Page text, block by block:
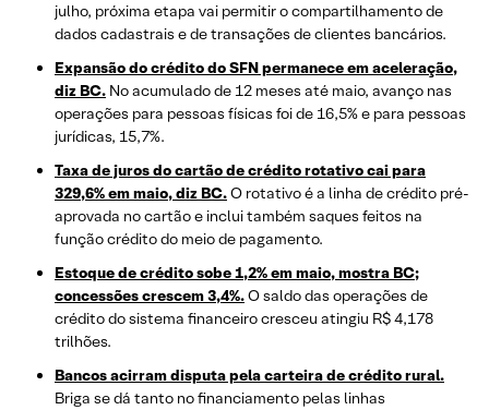
julho, próxima etapa vai permitir o compartilhamento de
dados cadastrais e de transações de clientes bancários.
Expansão do crédito do SFN permanece em aceleração,
diz BC. No acumulado de 12 meses até maio, avanço nas
operações para pessoas físicas foi de 16,5% e para pessoas
jurídicas, 15,7%.
Taxa de juros do cartão de crédito rotativo cai para
329,6% em maio, diz BC.O rotativo é a linha de crédito pré-
aprovada no cartão e inclui também saques feitos na
função crédito do meio de pagamento.
Estoque de crédito sobe 1,2% em maio, mostra BC;
concessões crescem 3,4%.O saldo das operações de
crédito do sistema financeiro cresceu atingiu R$ 4,178
trilhões.
Bancos acirram disputa pela carteira de crédito rural.
Briga se dá tanto no financiamento pelas linhas